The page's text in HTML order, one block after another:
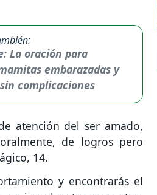
La oración para
embarazadas y
complicaciones
atención del ser amado,
de logros pero
14.
y encontrarás el